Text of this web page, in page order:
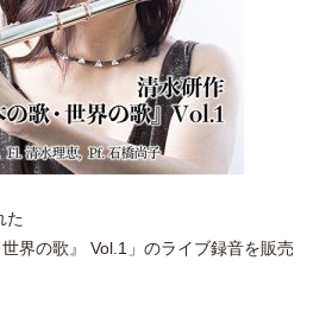
た
世界の歌』 Vol.1」のライブ録音を販売